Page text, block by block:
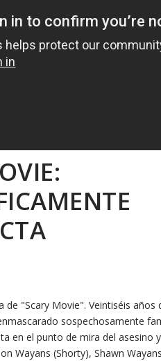
de "Scary Movie". Veintiséis años
sospechosamente
en el punto de mira del asesino
Wayans (Shorty), Shawn